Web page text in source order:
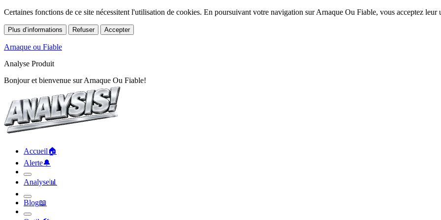
Certaines fonctions de ce site nécessitent l'utilisation de cookies. En poursuivant votre navigation sur Arnaque Ou Fiable, vous acceptez leur
Plus d’informations Refuser Accepter
Arnaque ou Fiable
Analyse Produit
Bonjour et bienvenue sur Arnaque Ou Fiable!
Accueil🏠︎
Alerte🔔︎
Analyse📊︎
Blog📖︎